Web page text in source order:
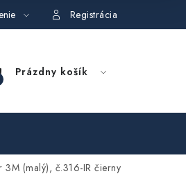
požičovne náradia
Registrácia
NÁKUPNÝ
Prázdny košík
3M (malý), č.316-IR čierny